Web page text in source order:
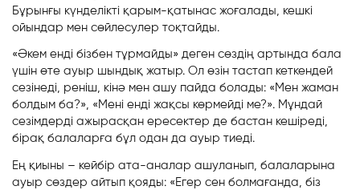
Бұрынғы күнделікті қарым-қатынас жоғалады, кешкі
ойындар мен сөйлесулер тоқтайды.
«Әкем енді бізбен тұрмайды» деген сөздің артында бала
үшін өте ауыр шындық жатыр. Ол өзін тастап кеткендей
сезінеді, реніш, кінә мен ашу пайда болады: «Мен жаман
болдым ба?», «Мені енді жақсы көрмейді ме?». Мұндай
сезімдерді ажырасқан ересектер де бастан кешіреді,
бірақ балаларға бұл одан да ауыр тиеді.
Ең қиыны – кейбір ата-аналар ашуланып, балаларына
ауыр сөздер айтып қояды: «Егер сен болмағанда, біз